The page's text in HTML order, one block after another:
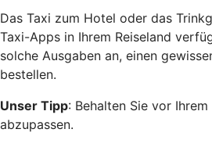
Das Taxi zum Hotel oder das
Taxi-Apps in Ihrem Reiseland
solche Ausgaben an, einen
bestellen.
Unser Tipp: Behalten Sie vor
abzupassen.